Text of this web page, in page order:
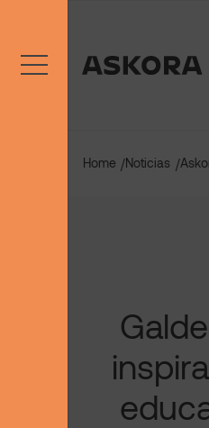
contenido
Home /Noticias /